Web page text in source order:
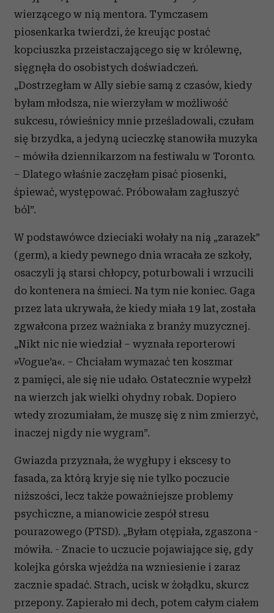
wierzącego w nią mentora. Tymczasem
piosenkarka twierdzi, że kreując postać
kopciuszka przeistaczającego się w królewnę,
sięgnęła do osobistych doświadczeń.
„Dostrzegłam w Ally siebie samą z czasów, kiedy
byłam młodsza, nie wierzyłam w możliwość
sukcesu, rówieśnicy mnie prześladowali, czułam
się brzydka, a jedyną ucieczkę stanowiła muzyka
– mówiła dziennikarzom na festiwalu w Toronto.
– Dlatego właśnie zaczęłam pisać piosenki,
śpiewać, występować. Próbowałam zagłuszyć
ból”.
W podstawówce dzieciaki wołały na nią „zarazek”
(germ), a kiedy pewnego dnia wracała ze szkoły,
osaczyli ją starsi chłopcy, poturbowali i wrzucili
do kontenera na śmieci. Na tym nie koniec. Gaga
przez lata ukrywała, że kiedy miała 19 lat, została
zgwałcona przez ważniaka z branży muzycznej.
„Nikt nic nie wiedział – wyznała reporterowi
»Vogue’a«. – Chciałam wymazać ten koszmar
z pamięci, ale się nie udało. Ostatecznie wypełzł
na wierzch jak wielki ohydny robak. Dopiero
wtedy zrozumiałam, że muszę się z nim zmierzyć,
inaczej nigdy nie wygram”.
Gwiazda przyznała, że wygłupy i ekscesy to
fasada, za którą kryje się nie tylko poczucie
niższości, lecz także poważniejsze problemy
psychiczne, a mianowicie zespół stresu
pourazowego (PTSD). „Byłam otępiała, zgaszona -
mówiła. - Znacie to uczucie pojawiające się, gdy
kolejka górska wjeżdża na wzniesienie i zaraz
zacznie spadać. Strach, ucisk w żołądku, skurcz
przepony. Zapierało mi dech, potem całym ciałem